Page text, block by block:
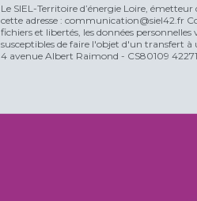
Le SIEL-Territoire d’énergie Loire,
cette adresse : communication@siel42.fr
fichiers et libertés, les données
susceptibles de faire l'objet d'un transfert à
4 avenue Albert Raimond - CS80109